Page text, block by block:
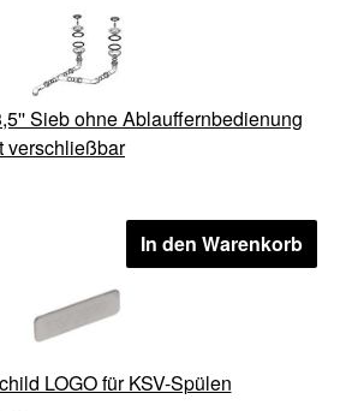
Sieb ohne Ablauffernbedienung
verschließbar
In den Warenkorb
LOGO für KSV-Spülen